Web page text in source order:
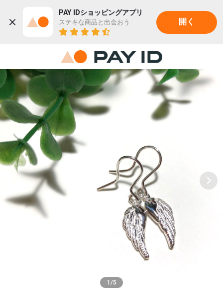
PAY IDショッピングアプリ
ステキな商品と出会おう 開く
1 /5